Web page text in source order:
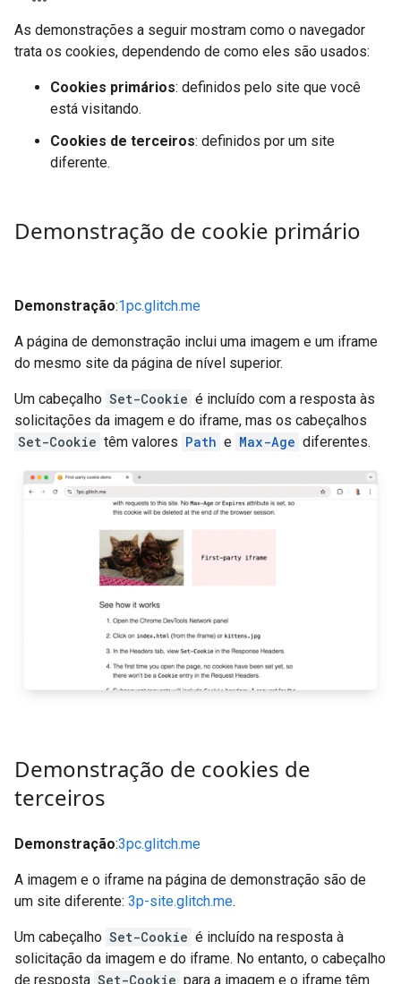
As demonstrações a seguir mostram como o navegador
trata os cookies, dependendo de como eles são usados:
Cookies primários: definidos pelo site que você
está visitando.
Cookies de terceiros: definidos por um site
diferente.
Demonstração de cookie primário
Demonstração:1pc.glitch.me
A página de demonstração inclui uma imagem e um iframe
do mesmo site da página de nível superior.
Um cabeçalho Set-Cookie é incluído com a resposta às
solicitações da imagem e do iframe, mas os cabeçalhos
Set-Cookie têm valores Path e Max-Age diferentes.
Demonstração de cookies de
terceiros
Demonstração:3pc.glitch.me
A imagem e o iframe na página de demonstração são de
um site diferente: 3p-site.glitch.me.
Um cabeçalho Set-Cookie é incluído na resposta à
solicitação da imagem e do iframe. No entanto, o cabeçalho
de resposta Set-Cookie para a imagem e o iframe têm